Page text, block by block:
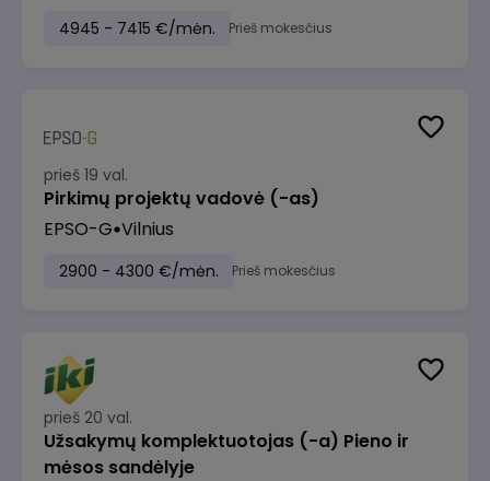
4945 - 7415 €/mėn. Prieš mokesčius
prieš 19 val.
Pirkimų projektų vadovė (-as)
EPSO-G Vilnius
2900 - 4300 €/mėn. Prieš mokesčius
prieš 20 val.
Užsakymų komplektuotojas (-a) Pieno ir
mėsos sandėlyje